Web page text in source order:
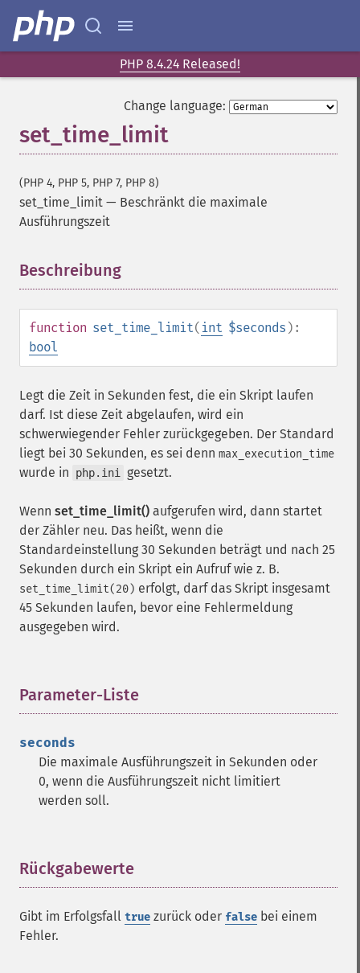
PHP 8.4.24 Released!
Change language:
set_time_limit
(PHP 4, PHP 5, PHP 7, PHP 8)
set_time_limit — Beschränkt die maximale
Ausführungszeit
Beschreibung
function set_time_limit( int $seconds ):
bool
Legt die Zeit in Sekunden fest, die ein Skript laufen
darf. Ist diese Zeit abgelaufen, wird ein
schwerwiegender Fehler zurückgegeben. Der Standard
liegt bei 30 Sekunden, es sei denn max_execution_time
wurde in php.ini gesetzt.
Wenn set_time_limit() aufgerufen wird, dann startet
der Zähler neu. Das heißt, wenn die
Standardeinstellung 30 Sekunden beträgt und nach 25
Sekunden durch ein Skript ein Aufruf wie z. B.
set_time_limit(20) erfolgt, darf das Skript insgesamt
45 Sekunden laufen, bevor eine Fehlermeldung
ausgegeben wird.
Parameter-Liste
seconds
Die maximale Ausführungszeit in Sekunden oder
0, wenn die Ausführungszeit nicht limitiert
werden soll.
Rückgabewerte
Gibt im Erfolgsfall true zurück oder false bei einem
Fehler.